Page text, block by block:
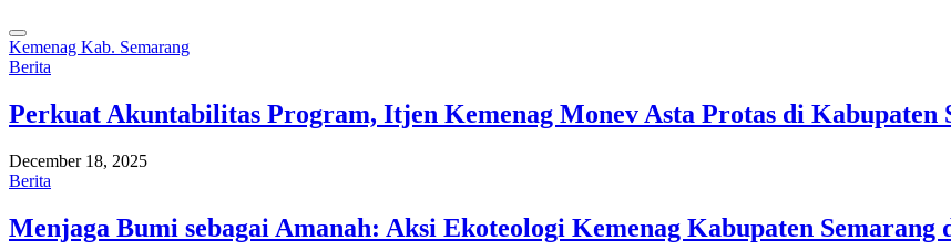
Kemenag Kab. Semarang
Berita
Perkuat Akuntabilitas Program, Itjen Kemenag Monev Asta Protas di Kabupaten
December 18, 2025
Berita
Menjaga Bumi sebagai Amanah: Aksi Ekoteologi Kemenag Kabupaten Semarang